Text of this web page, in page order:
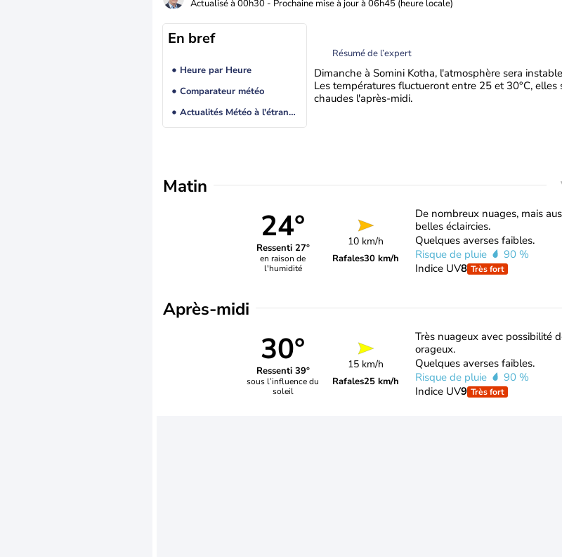
Actualisé à 00h30 - Prochaine mise à jour à 06h45 (heure locale)
En bref
Heure par Heure
Comparateur météo
Actualités Météo à l'étranger
Résumé de l’expert
Dimanche à Somini Kotha, l'atmosphère sera
Les températures fluctueront entre 25 et 30°C, elles
chaudes l'après-midi.
Matin
24°
Ressenti 27°
en raison de
l'humidité
10 km/h
Rafales30 km/h
De nombreux nuages, mais
belles éclaircies.
Quelques averses faibles.
Risque de pluie
90 %
Indice UV8 Très fort
Après-midi
30°
Ressenti 39°
sous l’influence du
soleil
15 km/h
Rafales25 km/h
Très nuageux avec possibilité
orageux.
Quelques averses faibles.
Risque de pluie
90 %
Indice UV9 Très fort